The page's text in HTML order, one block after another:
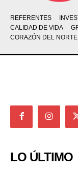
REFERENTES
CALIDAD DE VIDA
CORAZÓN DEL
LO ÚLTIMO